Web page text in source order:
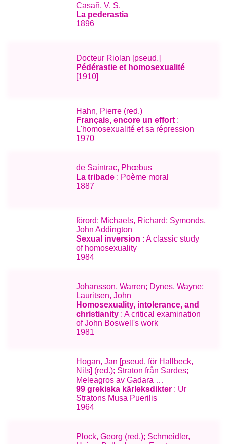
Casañ, V. S.
La pederastia
1896
Docteur Riolan [pseud.]
Pédérastie et homosexualité
[1910]
Hahn, Pierre (red.)
Français, encore un effort :
L'homosexualité et sa répression
1970
de Saintrac, Phœbus
La tribade : Poème moral
1887
förord: Michaels, Richard; Symonds,
John Addington
Sexual inversion : A classic study
of homosexuality
1984
Johansson, Warren; Dynes, Wayne;
Lauritsen, John
Homosexuality, intolerance, and
christianity : A critical examination
of John Boswell's work
1981
Hogan, Jan [pseud. för Hallbeck,
Nils] (red.); Straton från Sardes;
Meleagros av Gadara …
99 grekiska kärleksdikter : Ur
Stratons Musa Puerilis
1964
Plock, Georg (red.); Schmeidler,